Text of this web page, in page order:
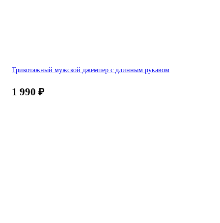
Трикотажный мужской джемпер с длинным рукавом
1 990 ₽